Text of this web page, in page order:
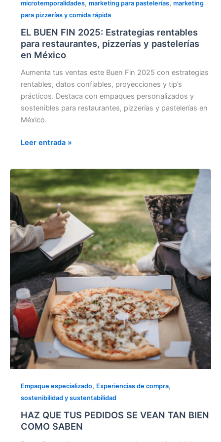
microtemporalidades, marketing para pastelerías, marketing
para pizzerías y comida rápida
EL BUEN FIN 2025: Estrategias rentables
para restaurantes, pizzerías y pastelerías
en México
Aumenta tus ventas este Buen Fin 2025 con estrategias
rentables, datos confiables, proyecciones y tip’s
prácticos. Destaca con empaques personalizados y
sostenibles para restaurantes, pizzerías y pastelerías en
México.
Leer entrada »
Empaque especializado, Experiencias de compra,
sostenibilidad y sustentabilidad
HAZ QUE TUS PEDIDOS SE VEAN TAN BIEN
COMO SABEN
HAZ
QUE
TUS
PEDIDOS
SE
VEAN
TAN
BIEN
SABEN